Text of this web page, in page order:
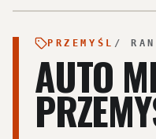
PRZEMYŚL /
AUTO